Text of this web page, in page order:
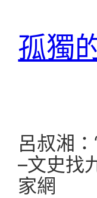
孤獨
呂叔湘
–文史找
家網